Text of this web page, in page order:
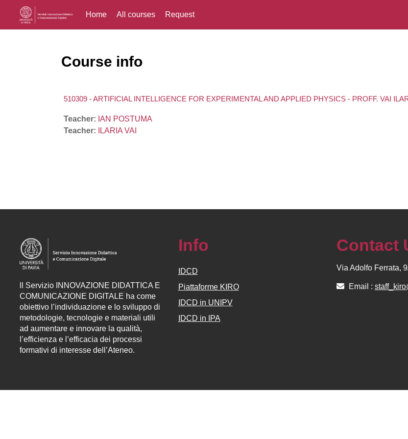
Home All courses Request
Course info
510309 - ARTIFICIAL INTELLIGENCE FOR EXPERIMENTAL AND APPLIED PHYSICS - PROFF. VAI
Teacher: IAN POSTUMA
Teacher:
ILARIA VAI
Servizio INNOVAZIONE DIDATTICA E
COMUNICAZIONE DIGITALE ha come
obiettivo l’individuazione e lo sviluppo di
metodologie, tecnologie e materiali utili
ad aumentare e innovare la qualità,
l’efficienza e l’efficacia dei processi
formativi di interesse dell’Ateneo.
Info
IDCD
Piattaforme KIRO
IDCD in UNIPV
IDCD in IPA
Contact
Via Adolfo Ferrata,
Email :